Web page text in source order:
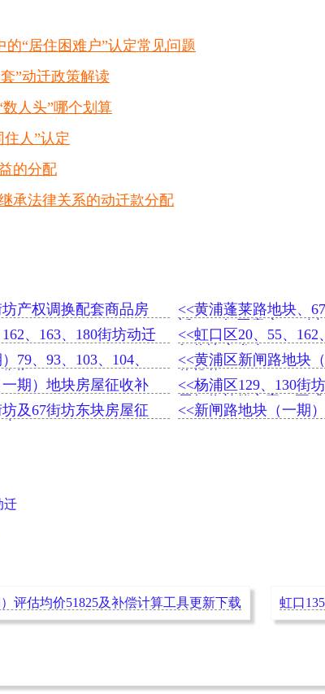
的“居住困难户”认定常见问题
”动迁政策解读
数人头”哪个划算
人”认定
的分配
承法律关系的动迁款分配
产权调换配套商品房
<<黄浦蓬莱路地块、
迁，一征同意率98%
、163、180街坊动迁
<<虹口区20、55、162
征收决定发布
79、93、103、104、
公告
<<黄浦区新闸路地块
价机构
期）地块房屋征收补
<<杨浦区129、130街
屋征收补偿方案（正
及67街坊东块房屋征
<<新闸路地块（一期
迁
评估均价51825及补偿计算工具更新下载 虹口